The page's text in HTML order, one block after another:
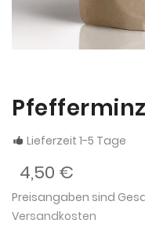
Lieferzeit 1-5 Tage
4,50 €
Preisangaben sind
Versandkosten